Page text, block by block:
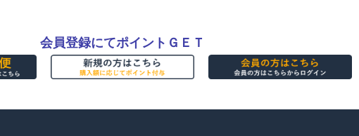
会員登録にてポイントＧＥＴ